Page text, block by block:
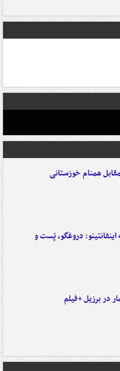
همنام خوزستانی
دروغگو، پَست‌ و
در برزیل +فیلم